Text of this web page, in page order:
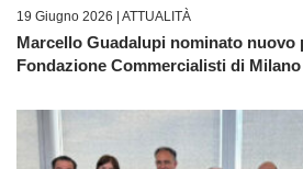
19 Giugno 2026 | ATTUALITÀ
Marcello Guadalupi nominato nuovo
Fondazione Commercialisti di Milano